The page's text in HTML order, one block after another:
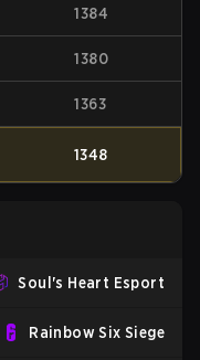
1384
1380
1363
1348
Soul's Heart Esport
Rainbow Six Siege